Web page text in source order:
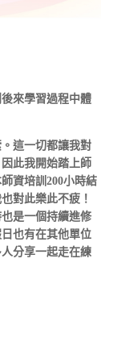
來學習過程中體
這一切都讓我對
此我開始踏上師
資培訓200小時結
對此樂此不疲！
是一個持續進修
也有在其他單位
分享一起走在練